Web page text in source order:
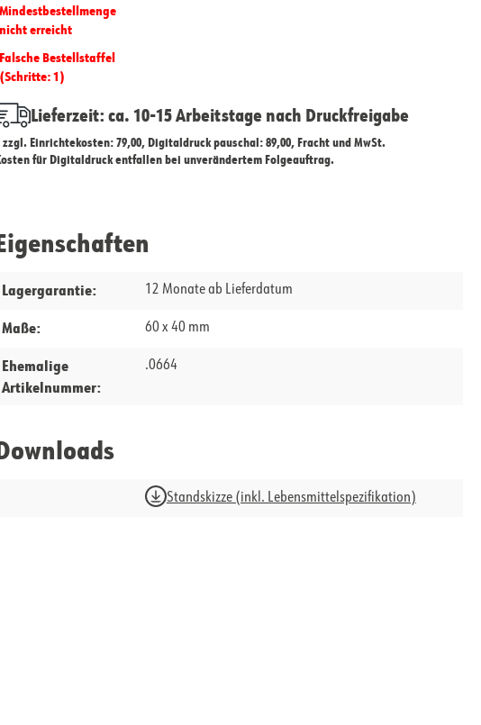
Mindest­­bestell­­menge
nicht erreicht
Falsche Bestellstaffel
(Schritte: 1)
Lieferzeit: ca. 10-15 Arbeitstage nach Druckfreigabe
Einrichtekosten: 79,00, Digitaldruck pauschal: 89,00, Fracht und MwSt.
für Digitaldruck entfallen bei unverändertem Folgeauftrag.
Lagergarantie: 12 Monate ab Lieferdatum
Maße: 60 x 40 mm
Ehemalige
Artikelnummer:
.0664
Standskizze (inkl. Lebensmittelspezifikation)